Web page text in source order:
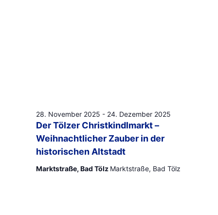
Der Tölzer Christkindlmarkt –
Weihnachtlicher Zauber in der
historischen Altstadt
28. November 2025 - 24. Dezember 2025
Marktstraße, Bad Tölz Marktstraße, Bad Tölz